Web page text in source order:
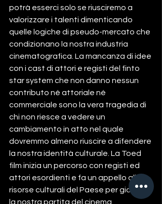
potrà esserci solo se riusciremo a
valorizzare i talenti dimenticando
quelle logiche di pseudo-mercato che
condizionano la nostra industria
cinematografica. La mancanza di idee
con i cast di attori e registi del finto
star system che non danno nessun
contributo né attoriale né
commerciale sono la vera tragedia di
chi non riesce a vedere un
cambiamento in atto nel quale
dovremmo almeno riuscire a difendere
la nostra identità culturale. La Toed
film inizia un percorso con registi ed
attori esordienti e fa un appello alle
risorse culturali del Paese per giocare
la nostra partita del cinema